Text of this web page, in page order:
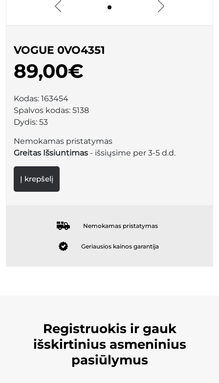
VOGUE 0VO4351
89,00€
Kodas: 163454
Spalvos kodas: 5138
Dydis: 53
Nemokamas pristatymas
Greitas Išsiuntimas - išsiųsime per 3-5 d.d.
Į krepšelį
Nemokamas pristatymas
Geriausios kainos garantija
Registruokis ir gauk
išskirtinius asmeninius
pasiūlymus